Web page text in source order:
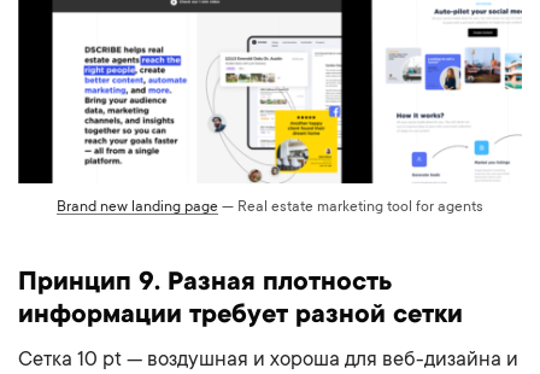
Brand new landing page — Real estate marketing tool for agents
Принцип 9. Разная плотность
информации требует разной сетки
Сетка 10 pt — воздушная и хороша для веб-дизайна и